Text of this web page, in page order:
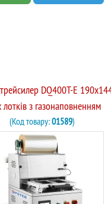
DQ400T-E
з газонаповненням
(Код товару:01589)